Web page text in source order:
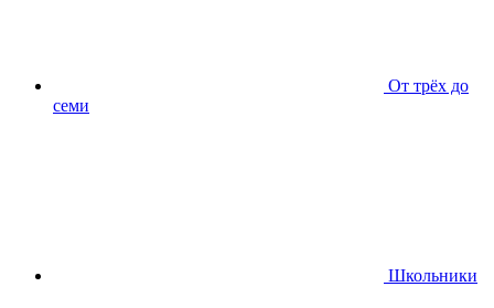
От трёх до
семи
Школьники